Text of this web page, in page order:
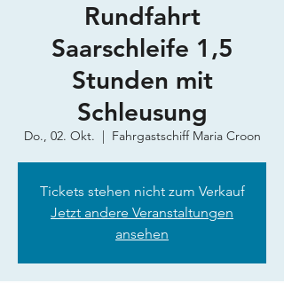
Rundfahrt
Saarschleife 1,5
Stunden mit
Schleusung
Do., 02. Okt. Fahrgastschiff Maria Croon
Tickets stehen nicht zum Verkauf
Jetzt andere Veranstaltungen
ansehen